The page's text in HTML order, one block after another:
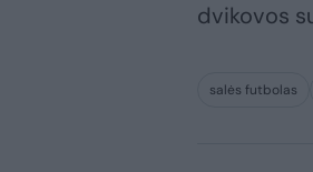
dvikovos
salės futbolas